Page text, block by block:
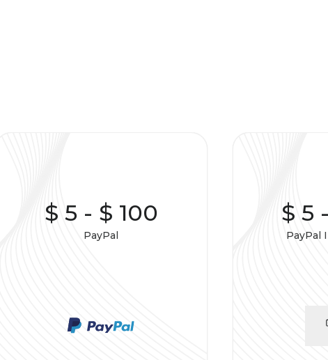
$ 5 - $ 100
PayPal
$ 5
PayPal